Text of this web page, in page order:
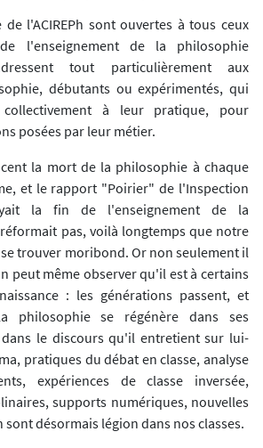
l'ACIREPh sont ouvertes à tous ceux
l'enseignement de la philosophie
tout particulièrement aux
débutants ou expérimentés, qui
à leur pratique, pour
posées par leur métier.
la mort de la philosophie à chaque
et le rapport "Poirier" de l'Inspection
la fin de l'enseignement de la
pas, voilà longtemps que notre
trouver moribond. Or non seulement il
peut même observer qu'il est à certains
: les générations passent, et
philosophie se régénère dans ses
le discours qu'il entretient sur lui-
pratiques du débat en classe, analyse
expériences de classe inversée,
supports numériques, nouvelles
désormais légion dans nos classes.